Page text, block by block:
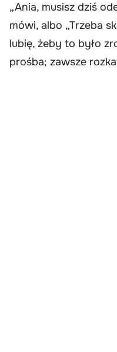
„Ania, musisz dziś
mówi, albo „Trzeba
lubię, żeby to było
prośba; zawsze